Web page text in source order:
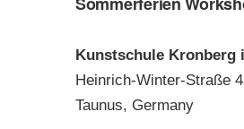
Kunstschule Kronberg
Heinrich-Winter-Straße
Taunus, Germany